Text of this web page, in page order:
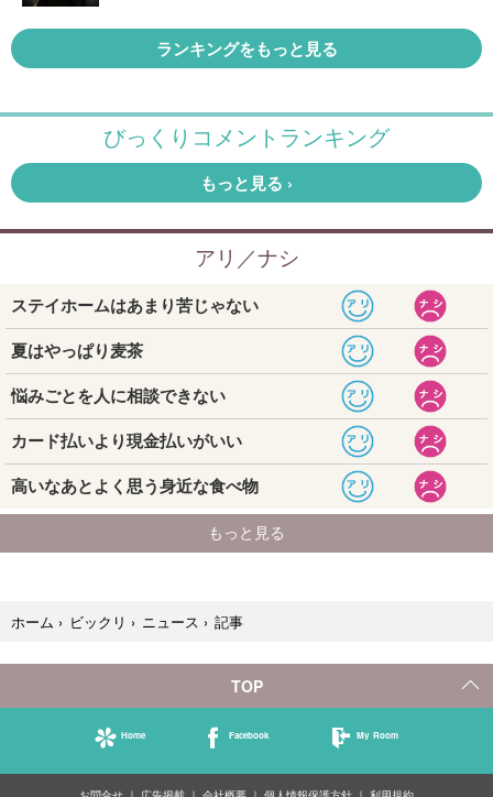
ランキングをもっと見る
ホーム › ビックリ › ニュース › 記事
TOP
Home Facebook My Room